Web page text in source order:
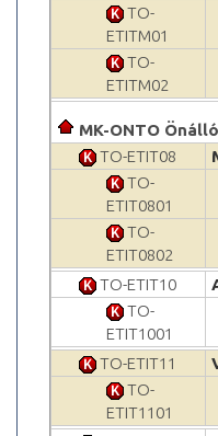
TO-
ETITM01
TO-
ETITM02
MK-ONTO
TO-ETIT08
TO-
ETIT0801
TO-
ETIT0802
TO-ETIT10
TO-
ETIT1001
TO-ETIT11
TO-
ETIT1101